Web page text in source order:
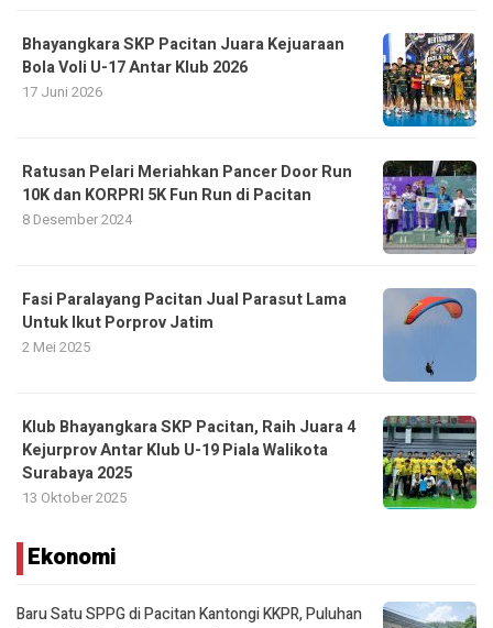
Bhayangkara SKP Pacitan Juara Kejuaraan
Bola Voli U-17 Antar Klub 2026
17 Juni 2026
Ratusan Pelari Meriahkan Pancer Door Run
10K dan KORPRI 5K Fun Run di Pacitan
8 Desember 2024
Fasi Paralayang Pacitan Jual Parasut Lama
Untuk Ikut Porprov Jatim
2 Mei 2025
Klub Bhayangkara SKP Pacitan, Raih Juara 4
Kejurprov Antar Klub U-19 Piala Walikota
Surabaya 2025
13 Oktober 2025
Ekonomi
Baru Satu SPPG di Pacitan Kantongi KKPR, Puluhan